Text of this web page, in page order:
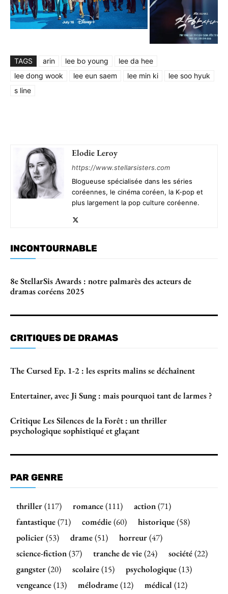
TAGS arin lee bo young
lee da hee
lee dong wook
lee eun saem lee min ki
lee soo hyuk
s line
Elodie Leroy
https://www.stellarsisters.com
Blogueuse spécialisée dans les séries
coréennes, le cinéma coréen, la K-pop et
plus largement la pop culture coréenne.
INCONTOURNABLE
8e StellarSis Awards : notre palmarès des acteurs de
dramas coréens 2025
CRITIQUES DE DRAMAS
The Cursed Ep. 1-2 : les esprits malins se déchaînent
Entertainer, avec Ji Sung : mais pourquoi tant de larmes ?
Critique Les Silences de la Forêt : un thriller
psychologique sophistiqué et glaçant
PAR GENRE
thriller(117) romance(111) action(71)
fantastique(71) comédie(60) historique(58)
policier(53) drame(51) horreur(47)
science-fiction(37) tranche de vie(24) société(22)
gangster(20) scolaire(15) psychologique(13)
vengeance(13) mélodrame(12) médical(12)